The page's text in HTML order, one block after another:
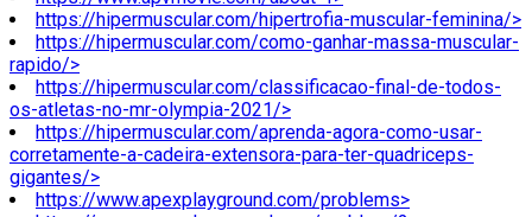
https://hipermuscular.com/hipertrofia-muscular-feminina/>
https://hipermuscular.com/como-ganhar-massa-muscular-
rapido/>
https://hipermuscular.com/classificacao-final-de-todos-
os-atletas-no-mr-olympia-2021/>
https://hipermuscular.com/aprenda-agora-como-usar-
corretamente-a-cadeira-extensora-para-ter-quadriceps-
gigantes/>
https://www.apexplayground.com/problems>